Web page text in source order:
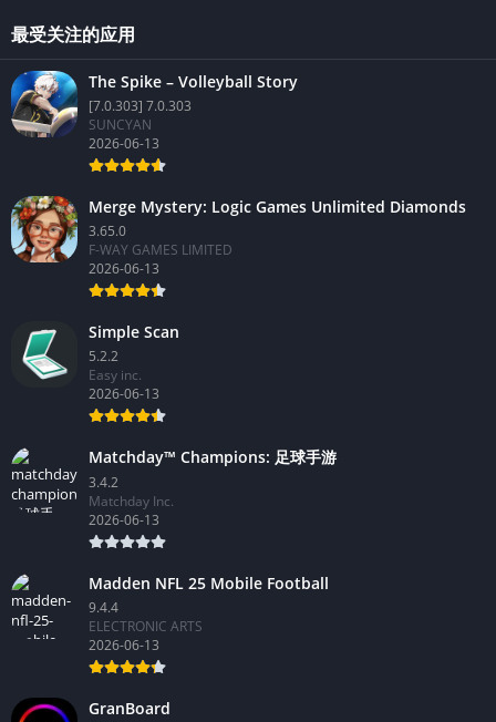
最受关注的应用
The Spike – Volleyball Story
[7.0.303] 7.0.303
SUNCYAN
2026-06-13
Merge Mystery: Logic Games Unlimited Diamonds
3.65.0
F-WAY GAMES LIMITED
2026-06-13
Simple Scan
5.2.2
Easy inc.
2026-06-13
Matchday™ Champions: 足球手游
3.4.2
Matchday Inc.
2026-06-13
Madden NFL 25 Mobile Football
9.4.4
ELECTRONIC ARTS
2026-06-13
GranBoard